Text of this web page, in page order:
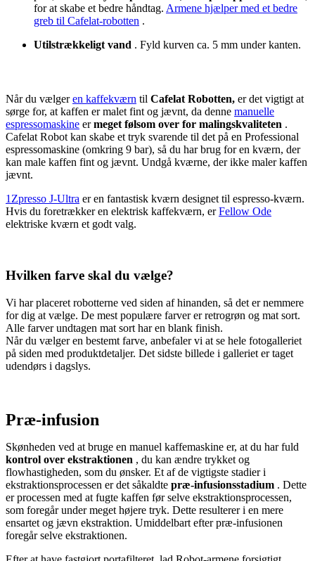
for at skabe et bedre håndtag. Armene hjælper med et bedre
greb til Cafelat-robotten .
Utilstrækkeligt vand . Fyld kurven ca. 5 mm under kanten.
Når du vælgeren kaffekværn til Cafelat Robotten, er det vigtigt at
sørge for, at kaffen er malet fint og jævnt, da denne manuelle
espressomaskine ermeget følsom over for malingskvaliteten .
Cafelat Robot kan skabe et tryk svarende til det på en Professional
espressomaskine (omkring 9 bar), så du har brug for en kværn, der
kan male kaffen fint og jævnt. Undgå kværne, der ikke maler kaffen
jævnt.
1Zpresso J-Ultra er en fantastisk kværn designet til espresso-kværn.
Hvis du foretrækker en elektrisk kaffekværn, erFellow Ode
elektriske kværn et godt valg.
Hvilken farve skal du vælge?
Vi har placeret robotterne ved siden af hinanden, så det er nemmere
for dig at vælge. De mest populære farver er retrogrøn og mat sort.
Alle farver undtagen mat sort har en blank finish.
Når du vælger en bestemt farve, anbefaler vi at se hele fotogalleriet
på siden med produktdetaljer. Det sidste billede i galleriet er taget
udendørs i dagslys.
Præ-infusion
Skønheden ved at bruge en manuel kaffemaskine er, at du har fuld
kontrol over ekstraktionen , du kan ændre trykket og
flowhastigheden, som du ønsker. Et af de vigtigste stadier i
ekstraktionsprocessen er det såkaldte præ-infusionsstadium . Dette
er processen med at fugte kaffen før selve ekstraktionsprocessen,
som foregår under meget højere tryk. Dette resulterer i en mere
ensartet og jævn ekstraktion. Umiddelbart efter præ-infusionen
foregår selve ekstraktionen.